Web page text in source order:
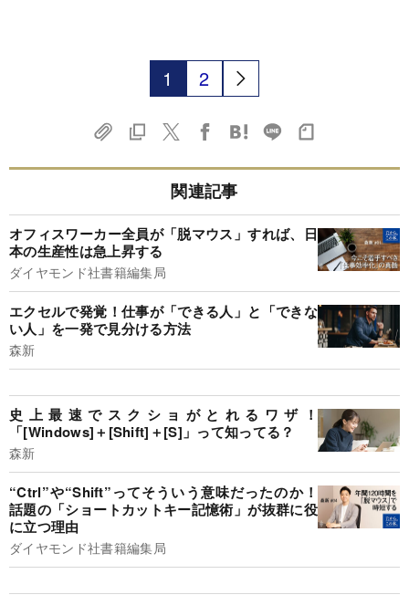
1 2
関連記事
オフィスワーカー全員が「脱マウス」すれば、日
本の生産性は急上昇する
ダイヤモンド社書籍編集局
エクセルで発覚！仕事が「できる人」と「できな
い人」を一発で見分ける方法
森新
史上最速でスクショがとれるワザ！
「[Windows]＋[Shift]＋[S]」って知ってる？
森新
“Ctrl”や“Shift”ってそういう意味だったのか！
話題の「ショートカットキー記憶術」が抜群に役
に立つ理由
ダイヤモンド社書籍編集局